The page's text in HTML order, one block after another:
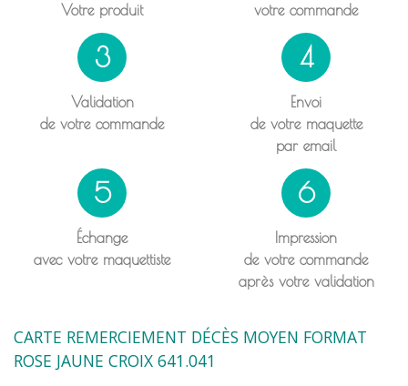
Votre produit
votre commande
3
Validation
de votre commande
4
Envoi
de votre maquette
par email
5
Échange
avec votre maquettiste
6
Impression
de votre commande
après votre validation
CARTE REMERCIEMENT DÉCÈS MOYEN FORMAT
ROSE JAUNE CROIX 641.041